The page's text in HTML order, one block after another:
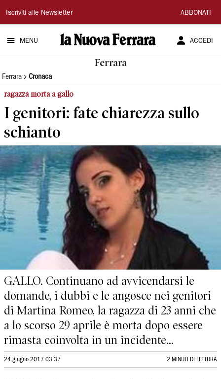
La
Nuova
Ferrara
Iscriviti alle Newsletter ABBONATI
MENU ACCEDI
Ferrara
Ferrara Cronaca
ragazza morta a gallo
I genitori: fate chiarezza sullo
schianto
GALLO. Continuano ad avvicendarsi le
domande, i dubbi e le angosce nei genitori
di Martina Romeo, la ragazza di 23 anni che
a lo scorso 29 aprile è morta dopo essere
rimasta coinvolta in un incidente...
24 giugno 2017 03:37 2 MINUTI DI LETTURA